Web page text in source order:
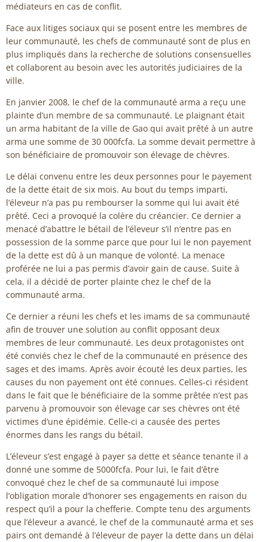
médiateurs en cas de conflit.
Face aux litiges sociaux qui se posent entre les membres de
leur communauté, les chefs de communauté sont de plus en
plus impliqués dans la recherche de solutions consensuelles
et collaborent au besoin avec les autorités judiciaires de la
ville.
En janvier 2008, le chef de la communauté arma a reçu une
plainte d’un membre de sa communauté. Le plaignant était
un arma habitant de la ville de Gao qui avait prêté à un autre
arma une somme de 30 000fcfa. La somme devait permettre à
son bénéficiaire de promouvoir son élevage de chèvres.
Le délai convenu entre les deux personnes pour le payement
de la dette était de six mois. Au bout du temps imparti,
l’éleveur n’a pas pu rembourser la somme qui lui avait été
prêté. Ceci a provoqué la colère du créancier. Ce dernier a
menacé d’abattre le bétail de l’éleveur s’il n’entre pas en
possession de la somme parce que pour lui le non payement
de la dette est dû à un manque de volonté. La menace
proférée ne lui a pas permis d’avoir gain de cause. Suite à
cela, il a décidé de porter plainte chez le chef de la
communauté arma.
Ce dernier a réuni les chefs et les imams de sa communauté
afin de trouver une solution au conflit opposant deux
membres de leur communauté. Les deux protagonistes ont
été conviés chez le chef de la communauté en présence des
sages et des imams. Après avoir écouté les deux parties, les
causes du non payement ont été connues. Celles-ci résident
dans le fait que le bénéficiaire de la somme prêtée n’est pas
parvenu à promouvoir son élevage car ses chèvres ont été
victimes d’une épidémie. Celle-ci a causée des pertes
énormes dans les rangs du bétail.
L’éleveur s’est engagé à payer sa dette et séance tenante il a
donné une somme de 5000fcfa. Pour lui, le fait d’être
convoqué chez le chef de sa communauté lui impose
l’obligation morale d’honorer ses engagements en raison du
respect qu’il a pour la chefferie. Compte tenu des arguments
que l’éleveur a avancé, le chef de la communauté arma et ses
pairs ont demandé à l’éleveur de payer la dette dans un délai